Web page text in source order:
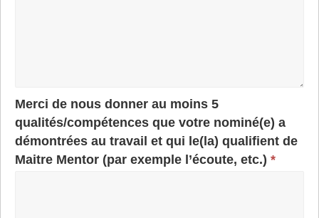
Merci de nous donner au moins 5
qualités/compétences que votre nominé(e) a
démontrées au travail et qui le(la) qualifient de
Maitre Mentor (par exemple l’écoute, etc.) *